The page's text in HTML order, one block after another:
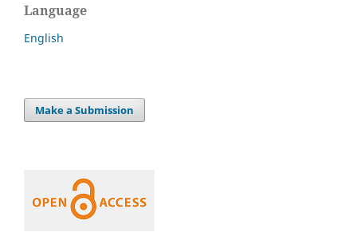
Language
English
Make a Submission